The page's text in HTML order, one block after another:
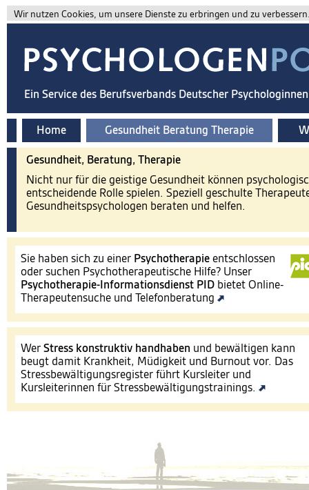
Wir nutzen Cookies, um unsere Dienste zu erbringen und zu
Ein Service des Berufsverbands Deutscher
Home Gesundheit Beratung Therapie
Gesundheit, Beratung, Therapie
Nicht nur für die geistige Gesundheit können
entscheidende Rolle spielen. Speziell geschulte
Gesundheitspsychologen beraten und helfen.
Sie haben sich zu einer Psychotherapie entschlossen
oder suchen Psychotherapeutische Hilfe? Unser
Psychotherapie-Informationsdienst PID bietet Online-
Therapeutensuche und Telefonberatung
Wer Stress konstruktiv handhaben und bewältigen kann
beugt damit Krankheit, Müdigkeit und Burnout vor. Das
Stressbewältigungsregister führt Kursleiter und
Kursleiterinnen für Stressbewältigungstrainings.